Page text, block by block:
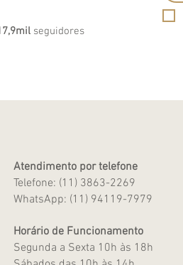
seguidores
Atendimento por telefone
Telefone: (11) 3863-2269
WhatsApp: (11) 94119-7979
Horário de Funcionamento
Segunda a Sexta 10h às 18h